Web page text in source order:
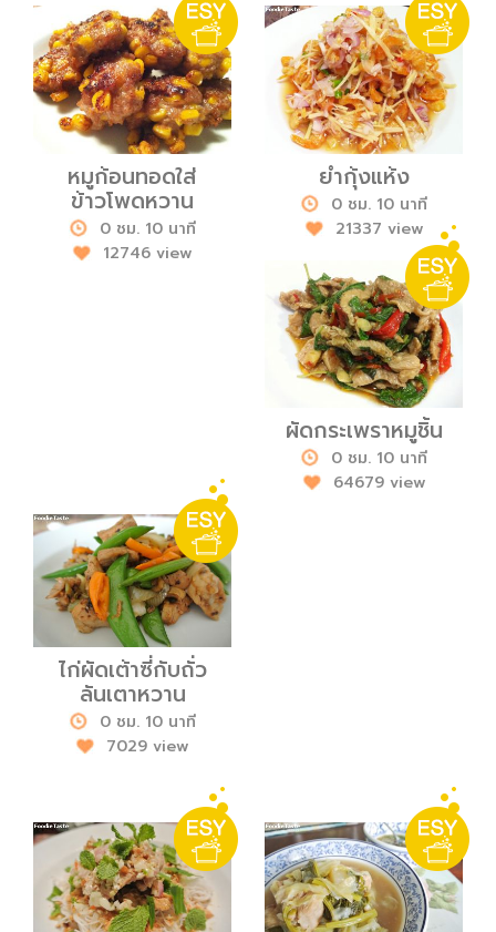
หมูก้อนทอดใส่
ข้าวโพดหวาน
0 ชม. 10 นาที
12746 view
ยำกุ้งแห้ง
0 ชม. 10 นาที
21337 view
ผัดกระเพราหมูชิ้น
0 ชม. 10 นาที
64679 view
ไก่ผัดเต้าซี่กับถั่ว
ลันเตาหวาน
0 ชม. 10 นาที
7029 view